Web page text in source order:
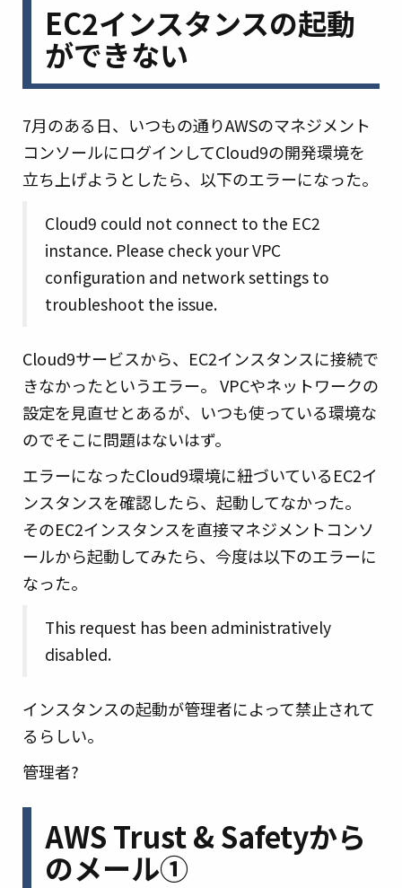
EC2インスタンスの起動
ができない
7月のある日、いつもの通りAWSのマネジメント
コンソールにログインしてCloud9の開発環境を
立ち上げようとしたら、以下のエラーになった。
Cloud9 could not connect to the EC2
instance. Please check your VPC
configuration and network settings to
troubleshoot the issue.
Cloud9サービスから、EC2インスタンスに接続で
きなかったというエラー。 VPCやネットワークの
設定を見直せとあるが、いつも使っている環境な
のでそこに問題はないはず。
エラーになったCloud9環境に紐づいているEC2イ
ンスタンスを確認したら、起動してなかった。
そのEC2インスタンスを直接マネジメントコンソ
ールから起動してみたら、今度は以下のエラーに
なった。
This request has been administratively
disabled.
インスタンスの起動が管理者によって禁止されて
るらしい。
管理者?
AWS Trust & Safetyから
のメール①